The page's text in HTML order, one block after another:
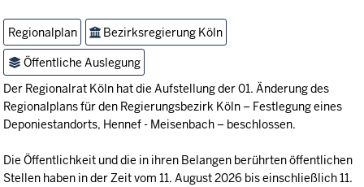
Regionalplan Bezirksregierung Köln
Öffentliche Auslegung
Der Regionalrat Köln hat die Aufstellung der 01. Änderung des
Regionalplans für den Regierungsbezirk Köln – Festlegung eines
Deponiestandorts, Hennef - Meisenbach – beschlossen.
Die Öffentlichkeit und die in ihren Belangen berührten öffentlichen
Stellen haben in der Zeit vom 11. August 2026 bis einschließlich 11.